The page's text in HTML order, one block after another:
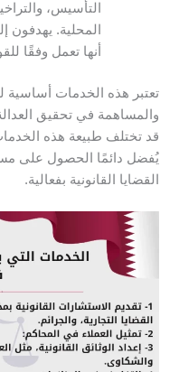
التأسيس،
المحلية.
أنها تعمل وفقًا
تعتبر هذه الخدمات أساسية
والمساهمة في تحقيق
قد تختلف طبيعة هذه
يُفضل دائمًا الحصول على
القضايا القانونية بفعالية.